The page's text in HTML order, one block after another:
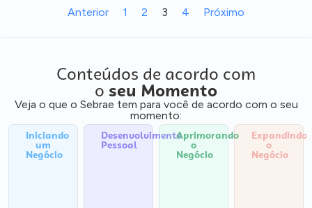
Anterior 1 2 3 4 Próximo
Conteúdos de acordo com
o seu Momento
Veja o que o Sebrae tem para você de acordo com o seu
momento:
Iniciando
um
Negócio
Desenvolvimento
Pessoal
Aprimorando
o
Negócio
Expandindo
o
Negócio